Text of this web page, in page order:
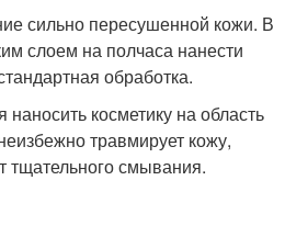
сильно пересушенной кожи. В
слоем на полчаса нанести
обработка.
косметику на область
травмирует кожу,
тщательного смывания.